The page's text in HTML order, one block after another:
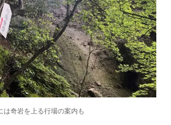
は奇岩を上る行場の案内も